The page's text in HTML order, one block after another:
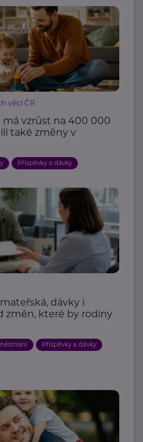
věcí ČR
má vzrůst na 400 000
také změny v
Příspěvky a dávky
dávky i
změn, které by rodiny
Příspěvky a dávky